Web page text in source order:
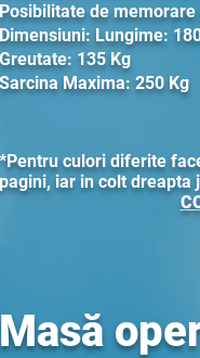
Posibilitate de
Dimensiuni: Lungime:
Greutate: 135 Kg
Sarcina Maxima: 250 Kg
*Pentru culori diferite
pagini, iar in colt
Masă